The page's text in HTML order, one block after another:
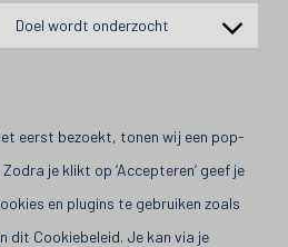
Doel wordt onderzocht
eerst bezoekt, tonen wij een pop-
je klikt op ‘Accepteren’ geef je
en plugins te gebruiken zoals
dit Cookiebeleid. Je kan via je